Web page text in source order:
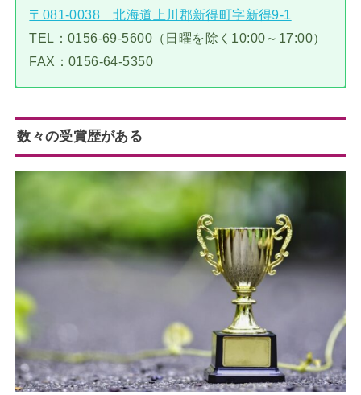
〒081-0038 北海道上川郡新得町字新得9-1
TEL：0156-69-5600（日曜を除く10:00～17:00）
FAX：0156-64-5350
数々の受賞歴がある